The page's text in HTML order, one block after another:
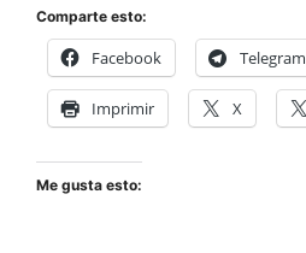
Comparte esto:
Facebook Telegram
Imprimir X
Me gusta esto: